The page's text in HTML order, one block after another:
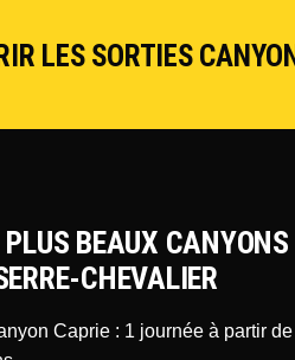
LES SORTIES
PLUS BEAUX CANYONS
CHEVALIER
Caprie : 1 journée à partir de